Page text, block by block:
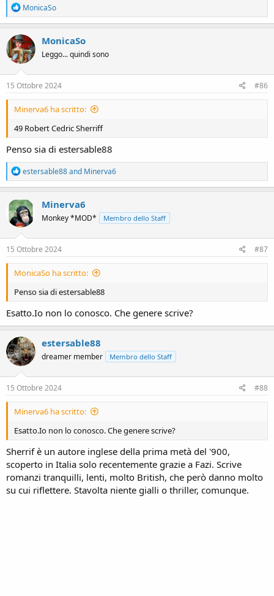
R
e
a
c
t
i
o
n
s
MonicaSo
MonicaSo
Leggo... quindi sono
15 Ottobre 2024 #86
Minerva6 ha scritto:
49 Robert Cedric Sherriff
Penso sia di estersable88
R
e
a
c
t
i
o
n
s
estersable88and Minerva6
Minerva6
Monkey *MOD* Membro dello Staff
15 Ottobre 2024 #87
MonicaSo ha scritto:
Penso sia di estersable88
Esatto.Io non lo conosco. Che genere scrive?
estersable88
dreamer member Membro dello Staff
15 Ottobre 2024 #88
Minerva6 ha scritto:
Esatto.Io non lo conosco. Che genere scrive?
Sherrif è un autore inglese della prima metà del '900,
scoperto in Italia solo recentemente grazie a Fazi. Scrive
romanzi tranquilli, lenti, molto British, che però danno molto
su cui riflettere. Stavolta niente gialli o thriller, comunque.